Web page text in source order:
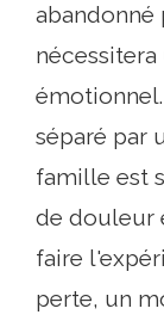
abandonné
séparé par
famille est
de douleur
faire
perte, un